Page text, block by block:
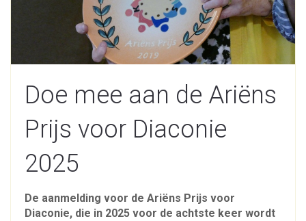
Doe mee aan de Ariëns
Prijs voor Diaconie
2025
De aanmelding voor de Ariëns Prijs voor
Diaconie, die in 2025 voor de achtste keer wordt